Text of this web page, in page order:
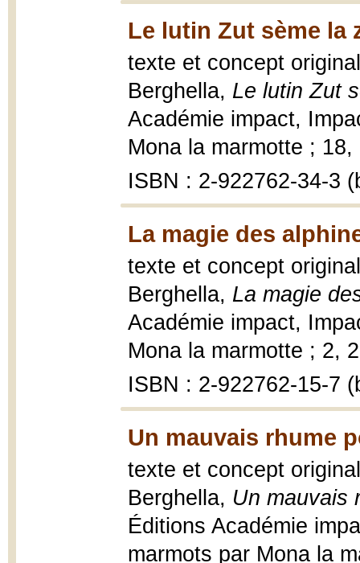
Le lutin Zut sème la
texte et concept
Berghella, Le lutin Zut
Académie impact,
Mona la marmotte ;
ISBN : 2-922762-34-3
La magie des
texte et concept
Berghella, La magie
Académie impact,
Mona la marmotte ; 2,
ISBN : 2-922762-15-7
Un mauvais rhume
texte et concept
Berghella, Un mauvais
Éditions Académie
marmots par Mona la